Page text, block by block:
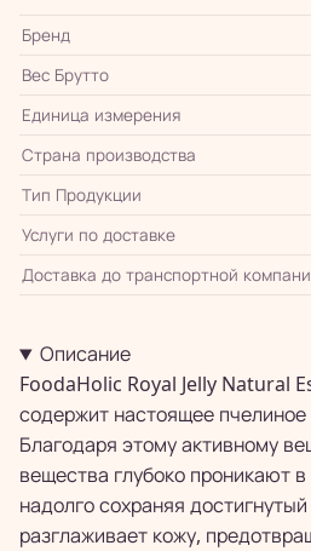
Бренд
Вес Брутто
Единица измерения
Страна производства
Тип Продукции
Услуги по доставке
Доставка до транспортной
Описание
FoodaHolic Royal Jelly Natural
содержит настоящее
Благодаря этому активному
вещества глубоко проникают
надолго сохраняя
разглаживает кожу,